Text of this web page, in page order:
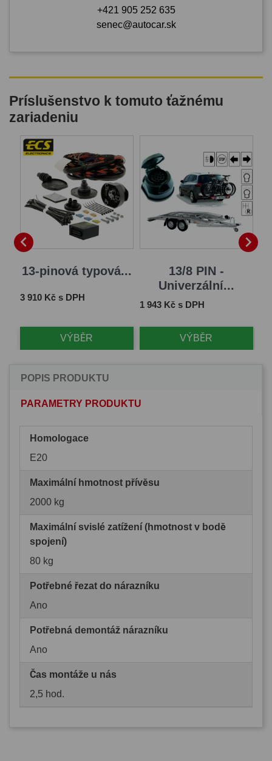
+421 905 252 635
senec@autocar.sk
Príslušenstvo k tomuto ťažnému
zariadeniu

13-pinová typová...
Cena
3 910 Kč s DPH
VÝBĚR
13/8 PIN -
Univerzální...
Cena
1 943 Kč s DPH
VÝBĚR

POPIS PRODUKTU
PARAMETRY PRODUKTU
Homologace
E20
Maximální hmotnost přívěsu
2000 kg
Maximální svislé zatížení (hmotnost v bodě
spojení)
80 kg
Potřebné řezat do nárazníku
Ano
Potřebná demontáž nárazníku
Ano
Čas montáže u nás
2,5 hod.